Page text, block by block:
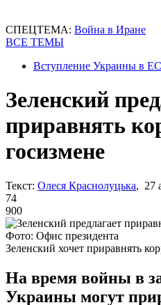
СПЕЦТЕМА: Война в Иране
ВСЕ ТЕМЫ
Вступление Украины в ЕС
Зеленский
приравнять
госизмене
Текст: Олеся Краснолуцька, 27
74
900
Фото: Офис президента
Зеленский хочет приравнять
На время войны в
Украины могут